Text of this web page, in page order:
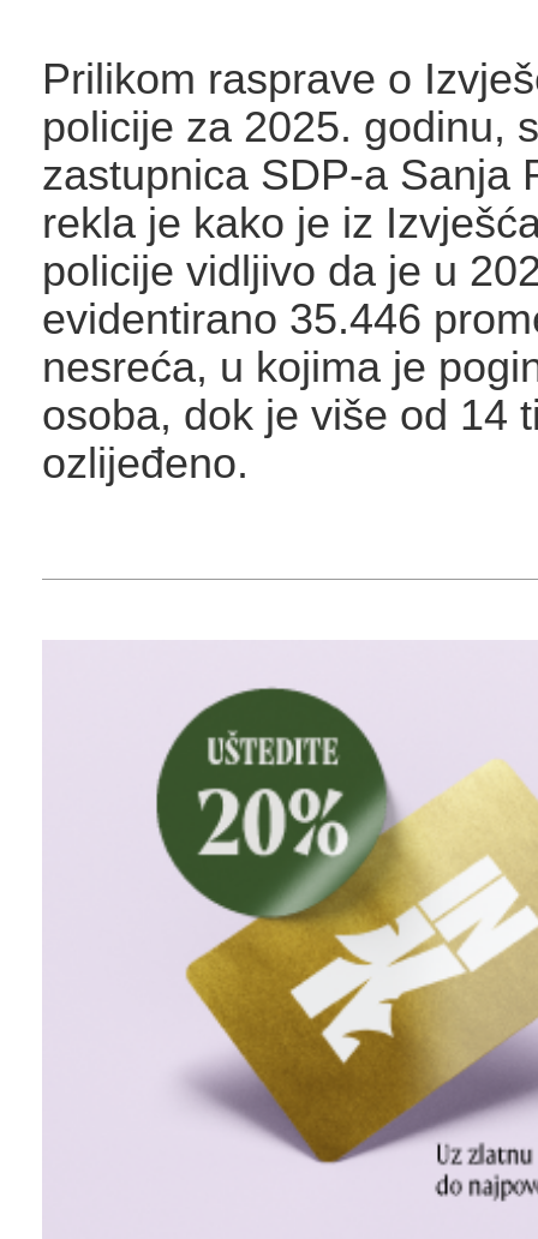
Prilikom rasprave o
policije za 2025. godinu,
zastupnica SDP-a Sanja
rekla je kako je iz
policije vidljivo da je u
evidentirano 35.446
nesreća, u kojima je
osoba, dok je više od 14
ozlijeđeno.